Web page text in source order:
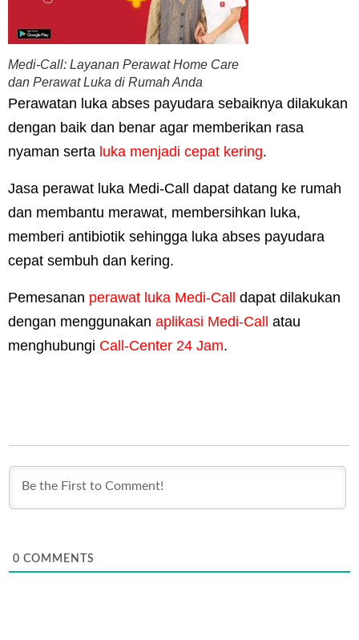
Medi-Call: Layanan Perawat Home Care
dan Perawat Luka di Rumah Anda
Perawatan luka abses payudara sebaiknya dilakukan
dengan baik dan benar agar memberikan rasa
nyaman serta luka menjadi cepat kering.
Jasa perawat luka Medi-Call dapat datang ke rumah
dan membantu merawat, membersihkan luka,
memberi antibiotik sehingga luka abses payudara
cepat sembuh dan kering.
Pemesanan perawat luka Medi-Call
dapat dilakukan
dengan menggunakan aplikasi Medi-Call
atau
menghubungi Call-Center 24 Jam.
0 COMMENTS